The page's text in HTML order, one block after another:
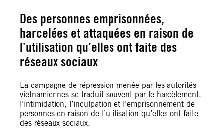
Des personnes emprisonnées,
harcelées et attaquées en raison de
l’utilisation qu’elles ont faite des
réseaux sociaux
La campagne de répression menée par les autorités
vietnamiennes se traduit souvent par le harcèlement,
l’intimidation, l’inculpation et l’emprisonnement de
personnes en raison de l’utilisation qu’elles ont faite
des réseaux sociaux.